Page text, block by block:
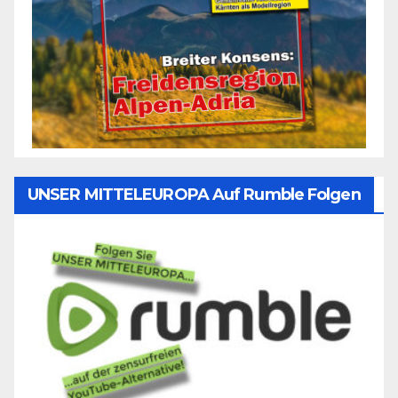
UNSER MITTELEUROPA Auf Rumble Folgen